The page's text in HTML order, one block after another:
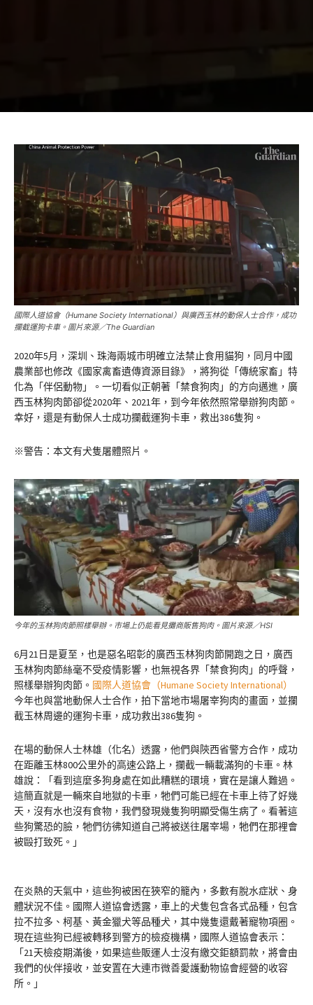
國際人道協會（Humane Society International）與廣西玉林的動保人士合作，成功
攔截運狗卡車。圖片來源／The Guardian
2020年5月，深圳、珠海兩城市明確立法禁止食用貓狗，同月中國
農業部也修改《國家禽畜遺傳資源目錄》，將狗從「傳統家畜」特
化為「伴侶動物」。一切看似正朝著「禁食狗肉」的方向邁進，廣
西玉林狗肉節卻從2020年、2021年，到今年依然照常舉辦狗肉節。
幸好，還是有動保人士成功攔截運狗卡車，救出386隻狗。
※警告：本文有犬隻屠體照片。
今年的玉林狗肉節照樣舉辦。市場上仍能看見攤商販售狗肉。圖片來源／HSI
6月21日是夏至，也是惡名昭彰的廣西玉林狗肉節開跑之日，廣西
玉林狗肉節絲毫不受疫情影響，也無視各界「禁食狗肉」的呼聲，
照樣舉辦狗肉節。 國際人道協會（Humane Society International）
今年也與當地動保人士合作，拍下當地市場屠宰狗肉的畫面，並攔
截玉林周邊的運狗卡車，成功救出386隻狗。
在場的動保人士林雄（化名）透露，他們與陝西省警方合作，成功
在距離玉林800公里外的高速公路上，攔截一輛載滿狗的卡車。林
雄說：「看到這麼多狗身處在如此糟糕的環境，實在是讓人難過。
這簡直就是一輛來自地獄的卡車，牠們可能已經在卡車上待了好幾
天，沒有水也沒有食物，我們發現幾隻狗明顯受傷生病了。看著這
些狗驚恐的臉，牠們彷彿知道自己將被送往屠宰場，牠們在那裡會
被毆打致死。」
在炎熱的天氣中，這些狗被困在狹窄的籠內，多數有脫水症狀、身
體狀況不佳。國際人道協會透露，車上的犬隻包含各式品種，包含
拉不拉多、柯基、黃金獵犬等品種犬，其中幾隻還戴著寵物項圈。
現在這些狗已經被轉移到警方的檢疫機構，國際人道協會表示：
「21天檢疫期滿後，如果這些販運人士沒有繳交鉅額罰款，將會由
我們的伙伴接收，並安置在大連市微善愛護動物協會經營的收容
所。」